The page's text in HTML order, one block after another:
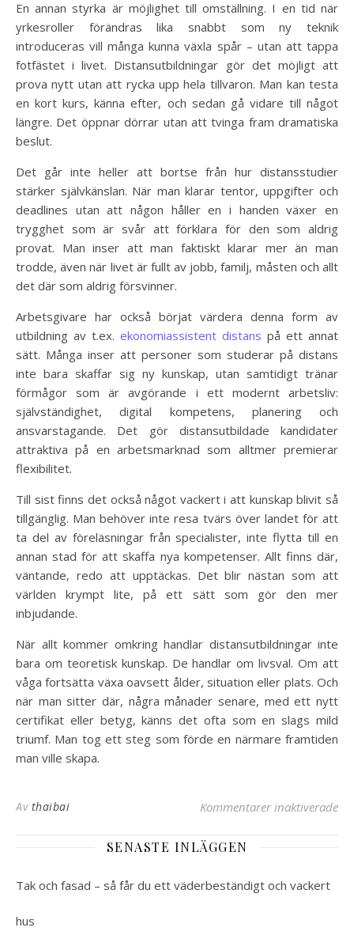
En annan styrka är möjlighet till omställning. I en tid när
yrkesroller förändras lika snabbt som ny teknik
introduceras vill många kunna växla spår – utan att tappa
fotfästet i livet. Distansutbildningar gör det möjligt att
prova nytt utan att rycka upp hela tillvaron. Man kan testa
en kort kurs, känna efter, och sedan gå vidare till något
längre. Det öppnar dörrar utan att tvinga fram dramatiska
beslut.
Det går inte heller att bortse från hur distansstudier
stärker självkänslan. När man klarar tentor, uppgifter och
deadlines utan att någon håller en i handen växer en
trygghet som är svår att förklara för den som aldrig
provat. Man inser att man faktiskt klarar mer än man
trodde, även när livet är fullt av jobb, familj, måsten och allt
det där som aldrig försvinner.
Arbetsgivare har också börjat värdera denna form av
utbildning av t.ex. ekonomiassistent distans på ett annat
sätt. Många inser att personer som studerar på distans
inte bara skaffar sig ny kunskap, utan samtidigt tränar
förmågor som är avgörande i ett modernt arbetsliv:
självständighet, digital kompetens, planering och
ansvarstagande. Det gör distansutbildade kandidater
attraktiva på en arbetsmarknad som alltmer premierar
flexibilitet.
Till sist finns det också något vackert i att kunskap blivit så
tillgänglig. Man behöver inte resa tvärs över landet för att
ta del av föreläsningar från specialister, inte flytta till en
annan stad för att skaffa nya kompetenser. Allt finns där,
väntande, redo att upptäckas. Det blir nästan som att
världen krympt lite, på ett sätt som gör den mer
inbjudande.
När allt kommer omkring handlar distansutbildningar inte
bara om teoretisk kunskap. De handlar om livsval. Om att
våga fortsätta växa oavsett ålder, situation eller plats. Och
när man sitter där, några månader senare, med ett nytt
certifikat eller betyg, känns det ofta som en slags mild
triumf. Man tog ett steg som förde en närmare framtiden
man ville skapa.
Av thaibai Kommentarer inaktiverade
SENASTE INLÄGGEN
Tak och fasad – så får du ett väderbeständigt och vackert
hus